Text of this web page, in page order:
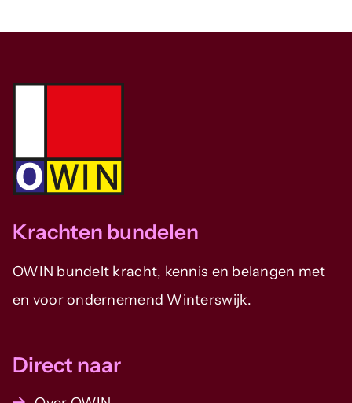
Krachten bundelen
OWIN bundelt kracht, kennis en belangen met
en voor ondernemend Winterswijk.
Direct naar